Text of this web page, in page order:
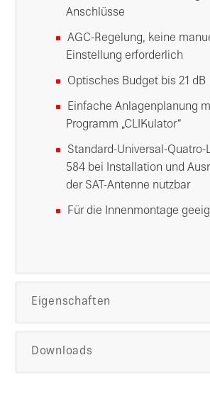
Anschlüsse
AGC-Regelung, keine
Einstellung erforderlich
Optisches Budget bis 21 dB
Einfache Anlagenplanung
Programm „CLIKulator“
Standard-Universal-Quatro-
584 bei Installation und
der SAT-Antenne nutzbar
Für die Innenmontage
Eigenschaften
Downloads